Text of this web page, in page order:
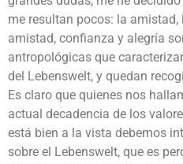
me resultan pocos: la
amistad, confianza y alegría
antropológicas que
del Lebenswelt, y quedan
Es claro que quienes nos
actual decadencia de los
está bien a la vista debemos
sobre el Lebenswelt, que es